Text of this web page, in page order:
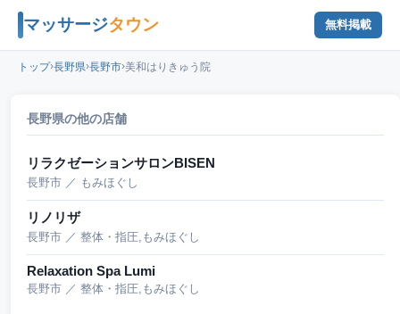
マッサージタウン 無料掲載
トップ›長野県›長野市›美和はりきゅう院
長野県の他の店舗
リラクゼーションサロンBISEN
長野市 ／ もみほぐし
リノリザ
長野市 ／ 整体・指圧,もみほぐし
Relaxation Spa Lumi
長野市 ／ 整体・指圧,もみほぐし